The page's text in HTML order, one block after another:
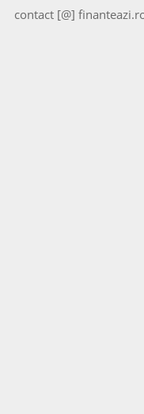
contact [@]